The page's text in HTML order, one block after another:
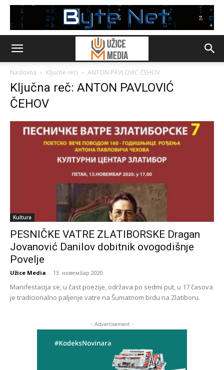
Naslovna Ključne reči ANTON PAVLOVIĆ ČEHOV
Ključna reč: ANTON PAVLOVIĆ
ČEHOV
Kultura
PESNIČKE VATRE ZLATIBORSKE Dragan
Jovanović Danilov dobitnik ovogodišnje
Povelje
Užice Media - 13. новембар 2020.
Manifestacija se, u čast poezije, održava po sedmi put, u 17 časova
je tradicionalno paljenje vatre na Šumatnom brdu na Zlatiboru.
- Advertisement -